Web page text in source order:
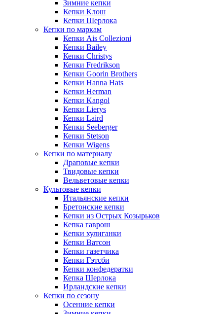
Зимние кепки
Кепки Клош
Кепки Шерлока
Кепки по маркам
Кепки Ais Collezioni
Кепки Bailey
Кепки Christys
Кепки Fredrikson
Кепки Goorin Brothers
Кепки Hanna Hats
Кепки Herman
Кепки Kangol
Кепки Lierys
Кепки Laird
Кепки Seeberger
Кепки Stetson
Кепки Wigens
Кепки по материалу
Драповые кепки
Твидовые кепки
Вельветовые кепки
Культовые кепки
Итальянские кепки
Бретонские кепки
Кепки из Острых Козырьков
Кепка гаврош
Кепки хулиганки
Кепки Ватсон
Кепки газетчика
Кепки Гэтсби
Кепки конфедератки
Кепка Шерлока
Ирландские кепки
Кепки по сезону
Осенние кепки